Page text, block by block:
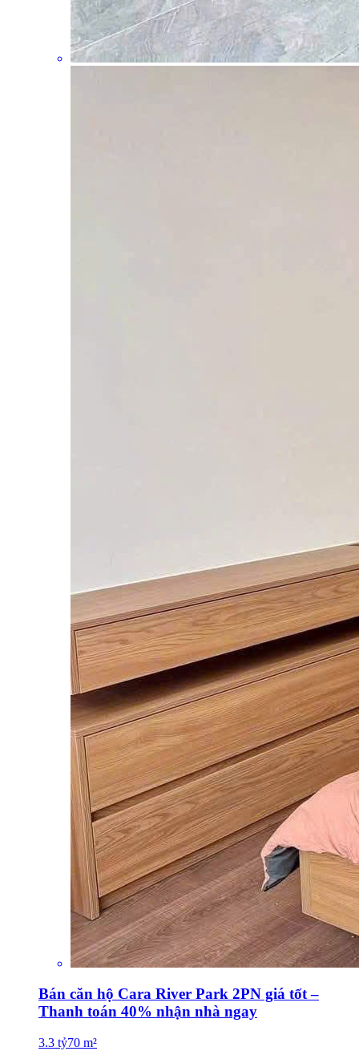
Bán căn hộ Cara River Park 2PN giá tốt –
Thanh toán 40% nhận nhà ngay
3.3 tỷ70 m²